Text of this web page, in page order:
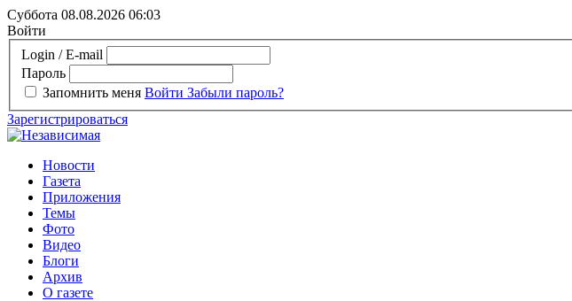
Суббота 08.08.2026 06:03
Войти
Login / E-mail
Пароль
Запомнить меня Войти Забыли пароль?
Зарегистрироваться
Новости
Газета
Приложения
Темы
Фото
Видео
Блоги
Архив
О газете